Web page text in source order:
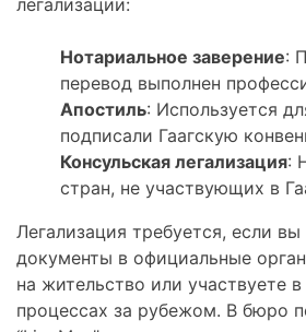
легализации:
Нотариальное заверение:
перевод выполнен
Апостиль: Используется
подписали Гаагскую
Консульская легализация:
стран, не участвующих в
Легализация требуется, если
документы в официальные
на жительство или участвуете
процессах за рубежом. В бюро